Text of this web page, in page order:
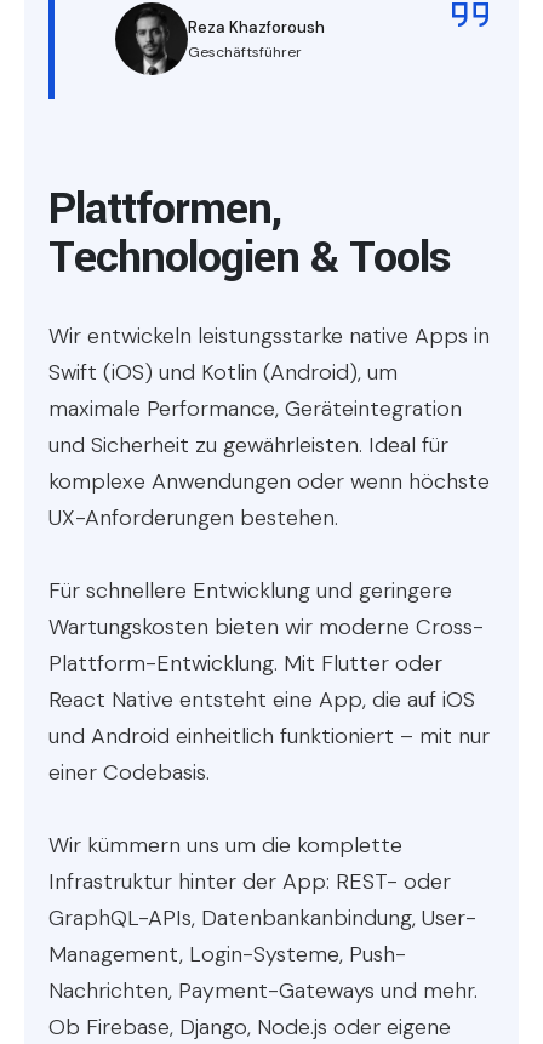
Reza Khazforoush
Geschäftsführer
Plattformen,
Technologien & Tools
Wir entwickeln leistungsstarke native Apps in
Swift (iOS) und Kotlin (Android), um
maximale Performance, Geräteintegration
und Sicherheit zu gewährleisten. Ideal für
komplexe Anwendungen oder wenn höchste
UX-Anforderungen bestehen.
Für schnellere Entwicklung und geringere
Wartungskosten bieten wir moderne Cross-
Plattform-Entwicklung. Mit Flutter oder
React Native entsteht eine App, die auf iOS
und Android einheitlich funktioniert – mit nur
einer Codebasis.
Wir kümmern uns um die komplette
Infrastruktur hinter der App: REST- oder
GraphQL-APIs, Datenbankanbindung, User-
Management, Login-Systeme, Push-
Nachrichten, Payment-Gateways und mehr.
Ob Firebase, Django, Node.js oder eigene